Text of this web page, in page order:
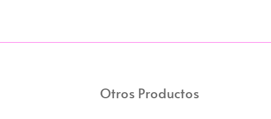
Otros Productos